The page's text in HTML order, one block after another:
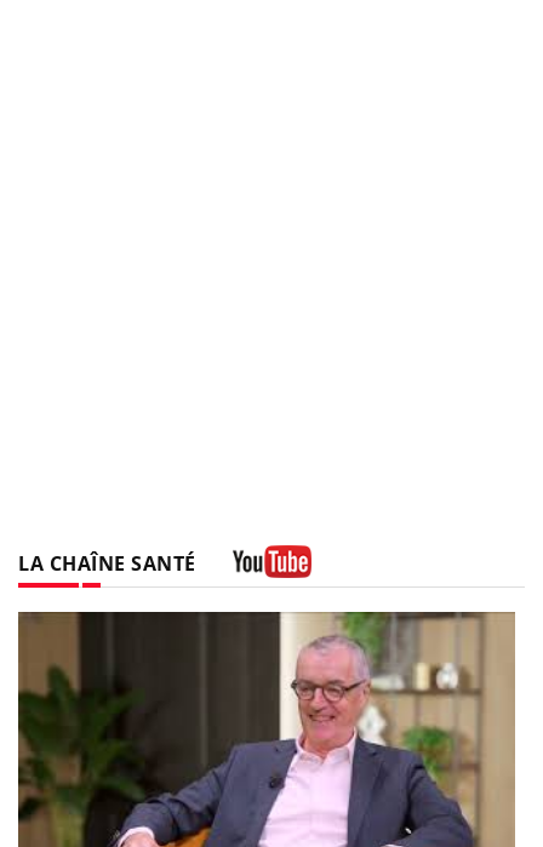
LA CHAÎNE SANTÉ